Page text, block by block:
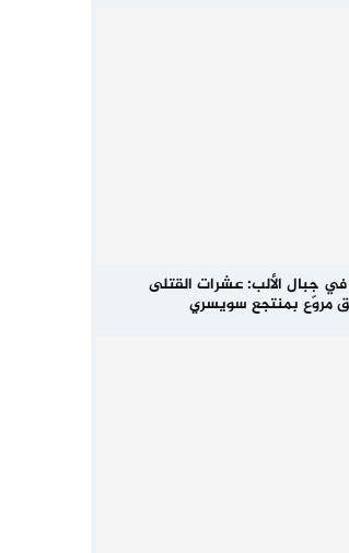
جبال الألب: عشرات القتلى
مروّع بمنتجع سويسري